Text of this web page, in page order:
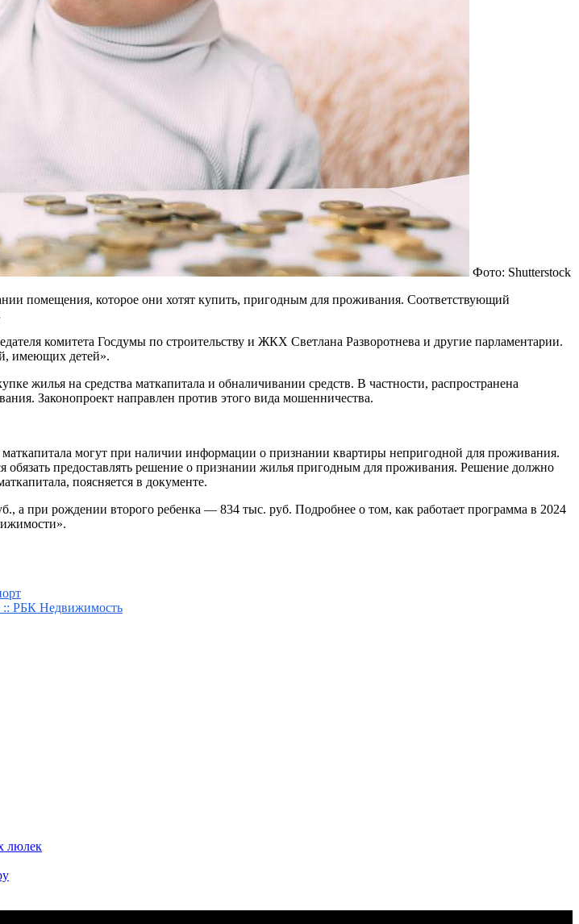
Фото: Shutterstock
помещения, которое они хотят купить, пригодным для проживания. Соответствующий
комитета Госдумы по строительству и ЖКХ Светлана Разворотнева и другие парламентарии.
имеющих детей».
жилья на средства маткапитала и обналичивании средств. В частности, распространена
Законопроект направлен против этого вида мошенничества.
маткапитала могут при наличии информации о признании квартиры непригодной для проживания.
обязать предоставлять решение о признании жилья пригодным для проживания. Решение должно
поясняется в документе.
а при рождении второго ребенка — 834 тыс. руб. Подробнее о том, как работает программа в 2024
:: РБК Недвижимость
люлек